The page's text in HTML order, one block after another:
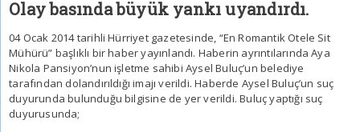
Olay basında büyük yankı uyandırdı.
04 Ocak 2014 tarihli Hürriyet gazetesinde, “En Romantik Otele Sit
Mühürü” başlıklı bir haber yayınlandı. Haberin ayrıntılarında Aya
Nikola Pansiyon’nun işletme sahibi Aysel Buluç’un belediye
tarafından dolandırıldığı imajı verildi. Haberde Aysel Buluç’un suç
duyurunda bulunduğu bilgisine de yer verildi. Buluç yaptığı suç
duyurusunda;